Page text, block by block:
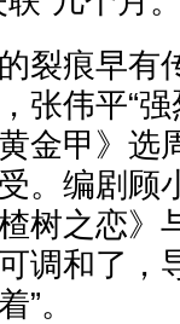
痕早有
张伟平“
金甲》
。编剧顾
树之恋》
调和了，
”。